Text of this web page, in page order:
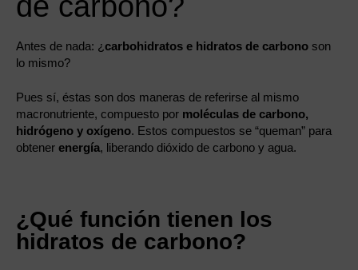
Antes de nada: ¿carbohidratos e hidratos de carbono son
lo mismo?
Pues sí, éstas son dos maneras de referirse al mismo
macronutriente, compuesto por moléculas de carbono,
hidrógeno y oxígeno. Estos compuestos se “queman” para
obtener energía, liberando dióxido de carbono y agua.
¿Qué función tienen los
hidratos de carbono?